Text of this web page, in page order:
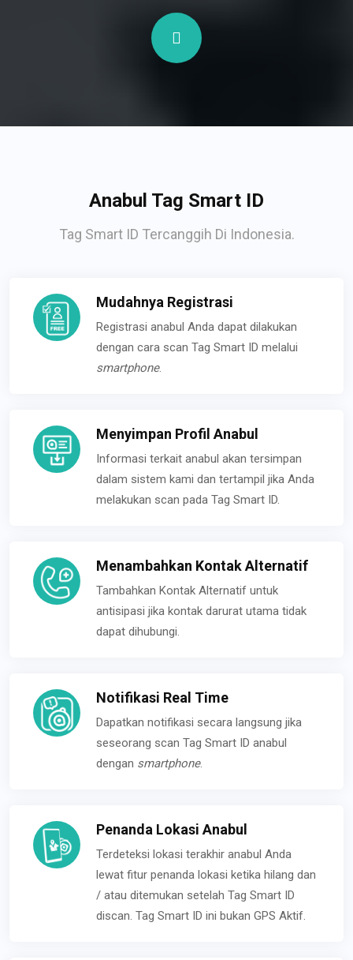
Anabul Tag Smart ID
Tag Smart ID Tercanggih Di Indonesia.
Mudahnya Registrasi
Registrasi anabul Anda dapat dilakukan
dengan cara scan Tag Smart ID melalui
smartphone.
Menyimpan Profil Anabul
Informasi terkait anabul akan tersimpan
dalam sistem kami dan tertampil jika Anda
melakukan scan pada Tag Smart ID.
Menambahkan Kontak Alternatif
Tambahkan Kontak Alternatif untuk
antisipasi jika kontak darurat utama tidak
dapat dihubungi.
Notifikasi Real Time
Dapatkan notifikasi secara langsung jika
seseorang scan Tag Smart ID anabul
dengan smartphone.
Penanda Lokasi Anabul
Terdeteksi lokasi terakhir anabul Anda
lewat fitur penanda lokasi ketika hilang dan
/ atau ditemukan setelah Tag Smart ID
discan. Tag Smart ID ini bukan GPS Aktif.